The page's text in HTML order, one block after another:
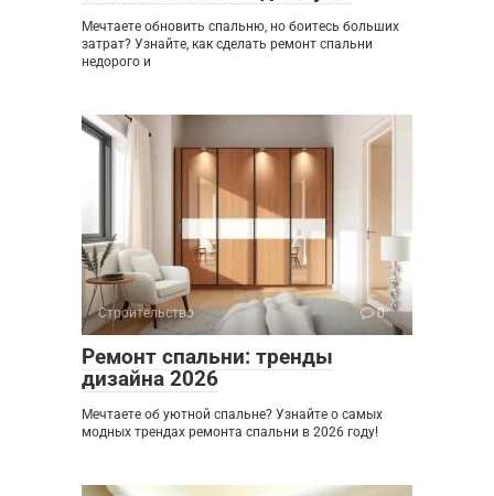
Мечтаете обновить спальню, но боитесь больших
затрат? Узнайте, как сделать ремонт спальни
недорого и
Строительство 0
Ремонт спальни: тренды
дизайна 2026
Мечтаете об уютной спальне? Узнайте о самых
модных трендах ремонта спальни в 2026 году!